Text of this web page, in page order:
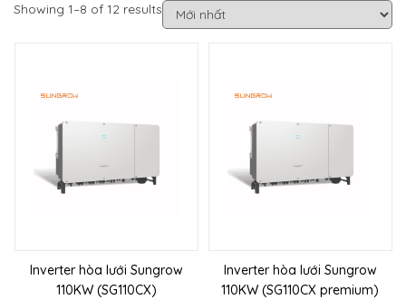
Showing 1–8 of 12 results
Inverter hòa lưới Sungrow
110KW (SG110CX)
Inverter hòa lưới Sungrow
110KW (SG110CX premium)